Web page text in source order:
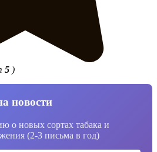
5 )
новости
о новых сортах табака и
(2-3 письма в год)